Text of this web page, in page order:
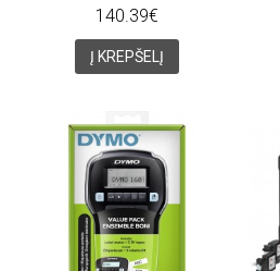
140.39€
Į KREPŠELĮ